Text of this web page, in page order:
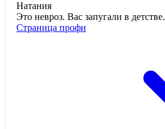
Натания
Это невроз. Вас запугали в детстве.
Страница профи